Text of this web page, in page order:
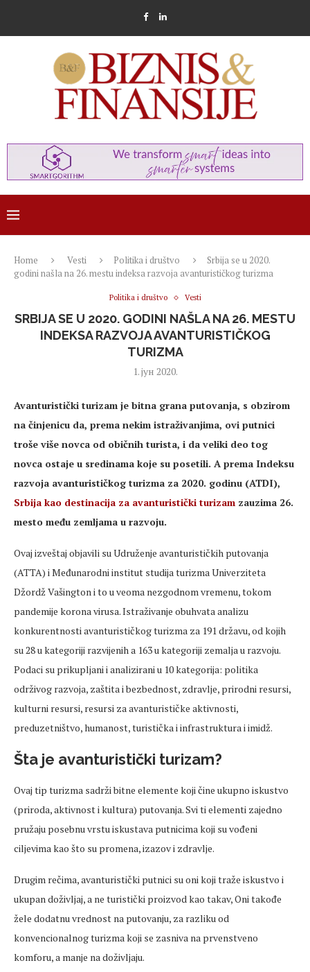
Home Vesti Politika i društvo
Srbija se u 2020.
godini našla na 26. mestu indeksa razvoja avanturističkog turizma
Politika i društvo Vesti
SRBIJA SE U 2020. GODINI NAŠLA NA 26. MESTU
INDEKSA RAZVOJA AVANTURISTIČKOG
TURIZMA
1. јун 2020.
Avanturistički turizam je bitna grana putovanja, s obzirom
na činjenicu da, prema nekim istraživanjima, ovi putnici
troše više novca od običnih turista, i da veliki deo tog
novca ostaje u sredinama koje su posetili. A prema Indeksu
razvoja avanturističkog turizma za 2020. godinu (ATDI),
Srbija kao destinacija za avanturistički turizam zauzima 26.
mesto među zemljama u razvoju.
Ovaj izveštaj objavili su Udruženje avanturističkih putovanja
(ATTA) i Međunarodni institut studija turizma Univerziteta
Džordž Vašington i to u veoma nezgodnom vremenu, tokom
pandemije korona virusa. Istraživanje obuhvata analizu
konkurentnosti avanturističkog turizma za 191 državu, od kojih
su 28 u kategoriji razvijenih a 163 u kategoriji zemalja u razvoju.
Podaci su prikupljani i analizirani u 10 kategorija: politika
održivog razvoja, zaštita i bezbednost, zdravlje, prirodni resursi,
kulturni resursi, resursi za avanturističke aktivnosti,
preduzetništvo, humanost, turistička i infrastruktura i imidž.
Šta je avanturistički turizam?
Ovaj tip turizma sadrži bitne elemente koji čine ukupno iskustvo
(priroda, aktivnost i kultura) putovanja. Svi ti elementi zajedno
pružaju posebnu vrstu iskustava putnicima koji su vođeni
ciljevima kao što su promena, izazov i zdravlje.
Drugim rečima, avanturistički putnici su oni koji traže iskustvo i
ukupan doživljaj, a ne turistički proizvod kao takav, Oni takođe
žele dodatnu vrednost na putovanju, za razliku od
konvencionalnog turizma koji se zasniva na prvenstveno
komforu, a manje na doživljaju.